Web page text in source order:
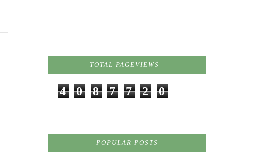
TOTAL PAGEVIEWS
4 0 8 7 7 2 0
POPULAR POSTS